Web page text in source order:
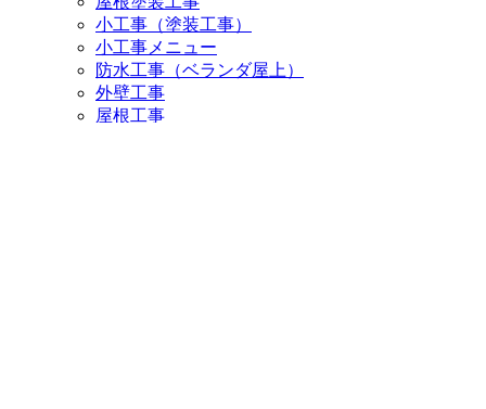
小工事（塗装工事）
小工事メニュー
防水工事（ベランダ屋上）
外壁工事
屋根工事